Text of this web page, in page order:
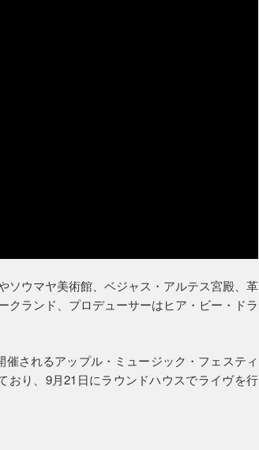
ソウマヤ美術館、ベジャス・アルテス宮殿、革
ランド、プロデューサーはヒア・ビー・ドラ
されるアップル・ミュージック・フェスティ
おり、9月21日にラウンドハウスでライヴを行